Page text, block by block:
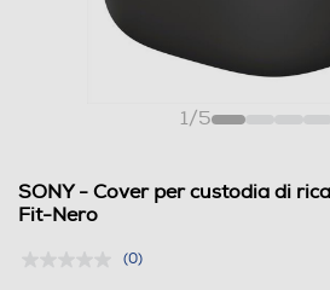
1/5
SONY - Cover per custodia di
Fit-Nero
(0)